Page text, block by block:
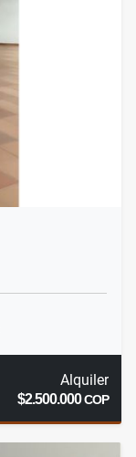
Alquiler
$2.500.000COP